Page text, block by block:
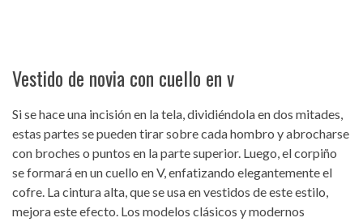
Vestido de novia con cuello en v
Si se hace una incisión en la tela, dividiéndola en dos mitades,
estas partes se pueden tirar sobre cada hombro y abrocharse
con broches o puntos en la parte superior. Luego, el corpiño
se formará en un cuello en V, enfatizando elegantemente el
cofre. La cintura alta, que se usa en vestidos de este estilo,
mejora este efecto. Los modelos clásicos y modernos